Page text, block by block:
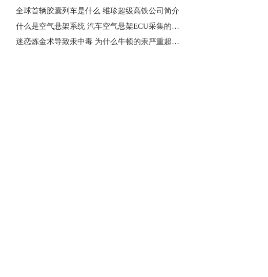
全球首辆胶囊列车是什么 维珍超级高铁公司简介
什么是空气悬架系统​ 汽车空气悬架ECU采集的主要信号是什么?
迷恋炼金术导致汞中毒 为什么牛顿的汞严重超标呢?